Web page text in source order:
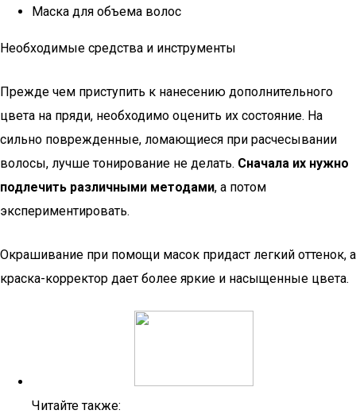
Маска для объема волос
Необходимые средства и инструменты
Прежде чем приступить к нанесению дополнительного
цвета на пряди, необходимо оценить их состояние. На
сильно поврежденные, ломающиеся при расчесывании
волосы, лучше тонирование не делать. Сначала их нужно
подлечить различными методами, а потом
экспериментировать.
Окрашивание при помощи масок придаст легкий оттенок, а
краска-корректор дает более яркие и насыщенные цвета.
Читайте также: